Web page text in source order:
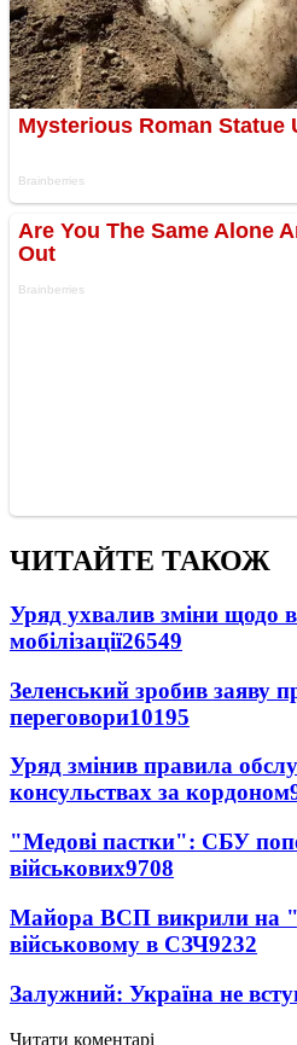
ЧИТАЙТЕ ТАКОЖ
Уряд ухвалив зміни щодо
мобілізації26549
Зеленський зробив заяву
переговори10195
Уряд змінив правила
консульствах за кордоном
"Медові пастки": СБУ
військових9708
Майора ВСП викрили на
військовому в СЗЧ9232
Залужний: Україна не
Читати коментарі